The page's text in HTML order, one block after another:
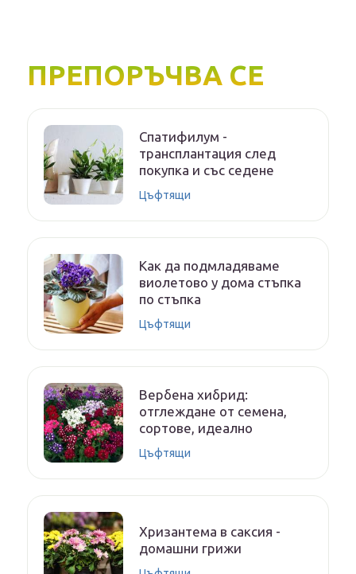
ПРЕПОРЪЧВА СЕ
Спатифилум -
трансплантация след
покупка и със седене
Цъфтящи
Как да подмладяваме
виолетово у дома стъпка
по стъпка
Цъфтящи
Вербена хибрид:
отглеждане от семена,
сортове, идеално
Цъфтящи
Хризантема в саксия -
домашни грижи